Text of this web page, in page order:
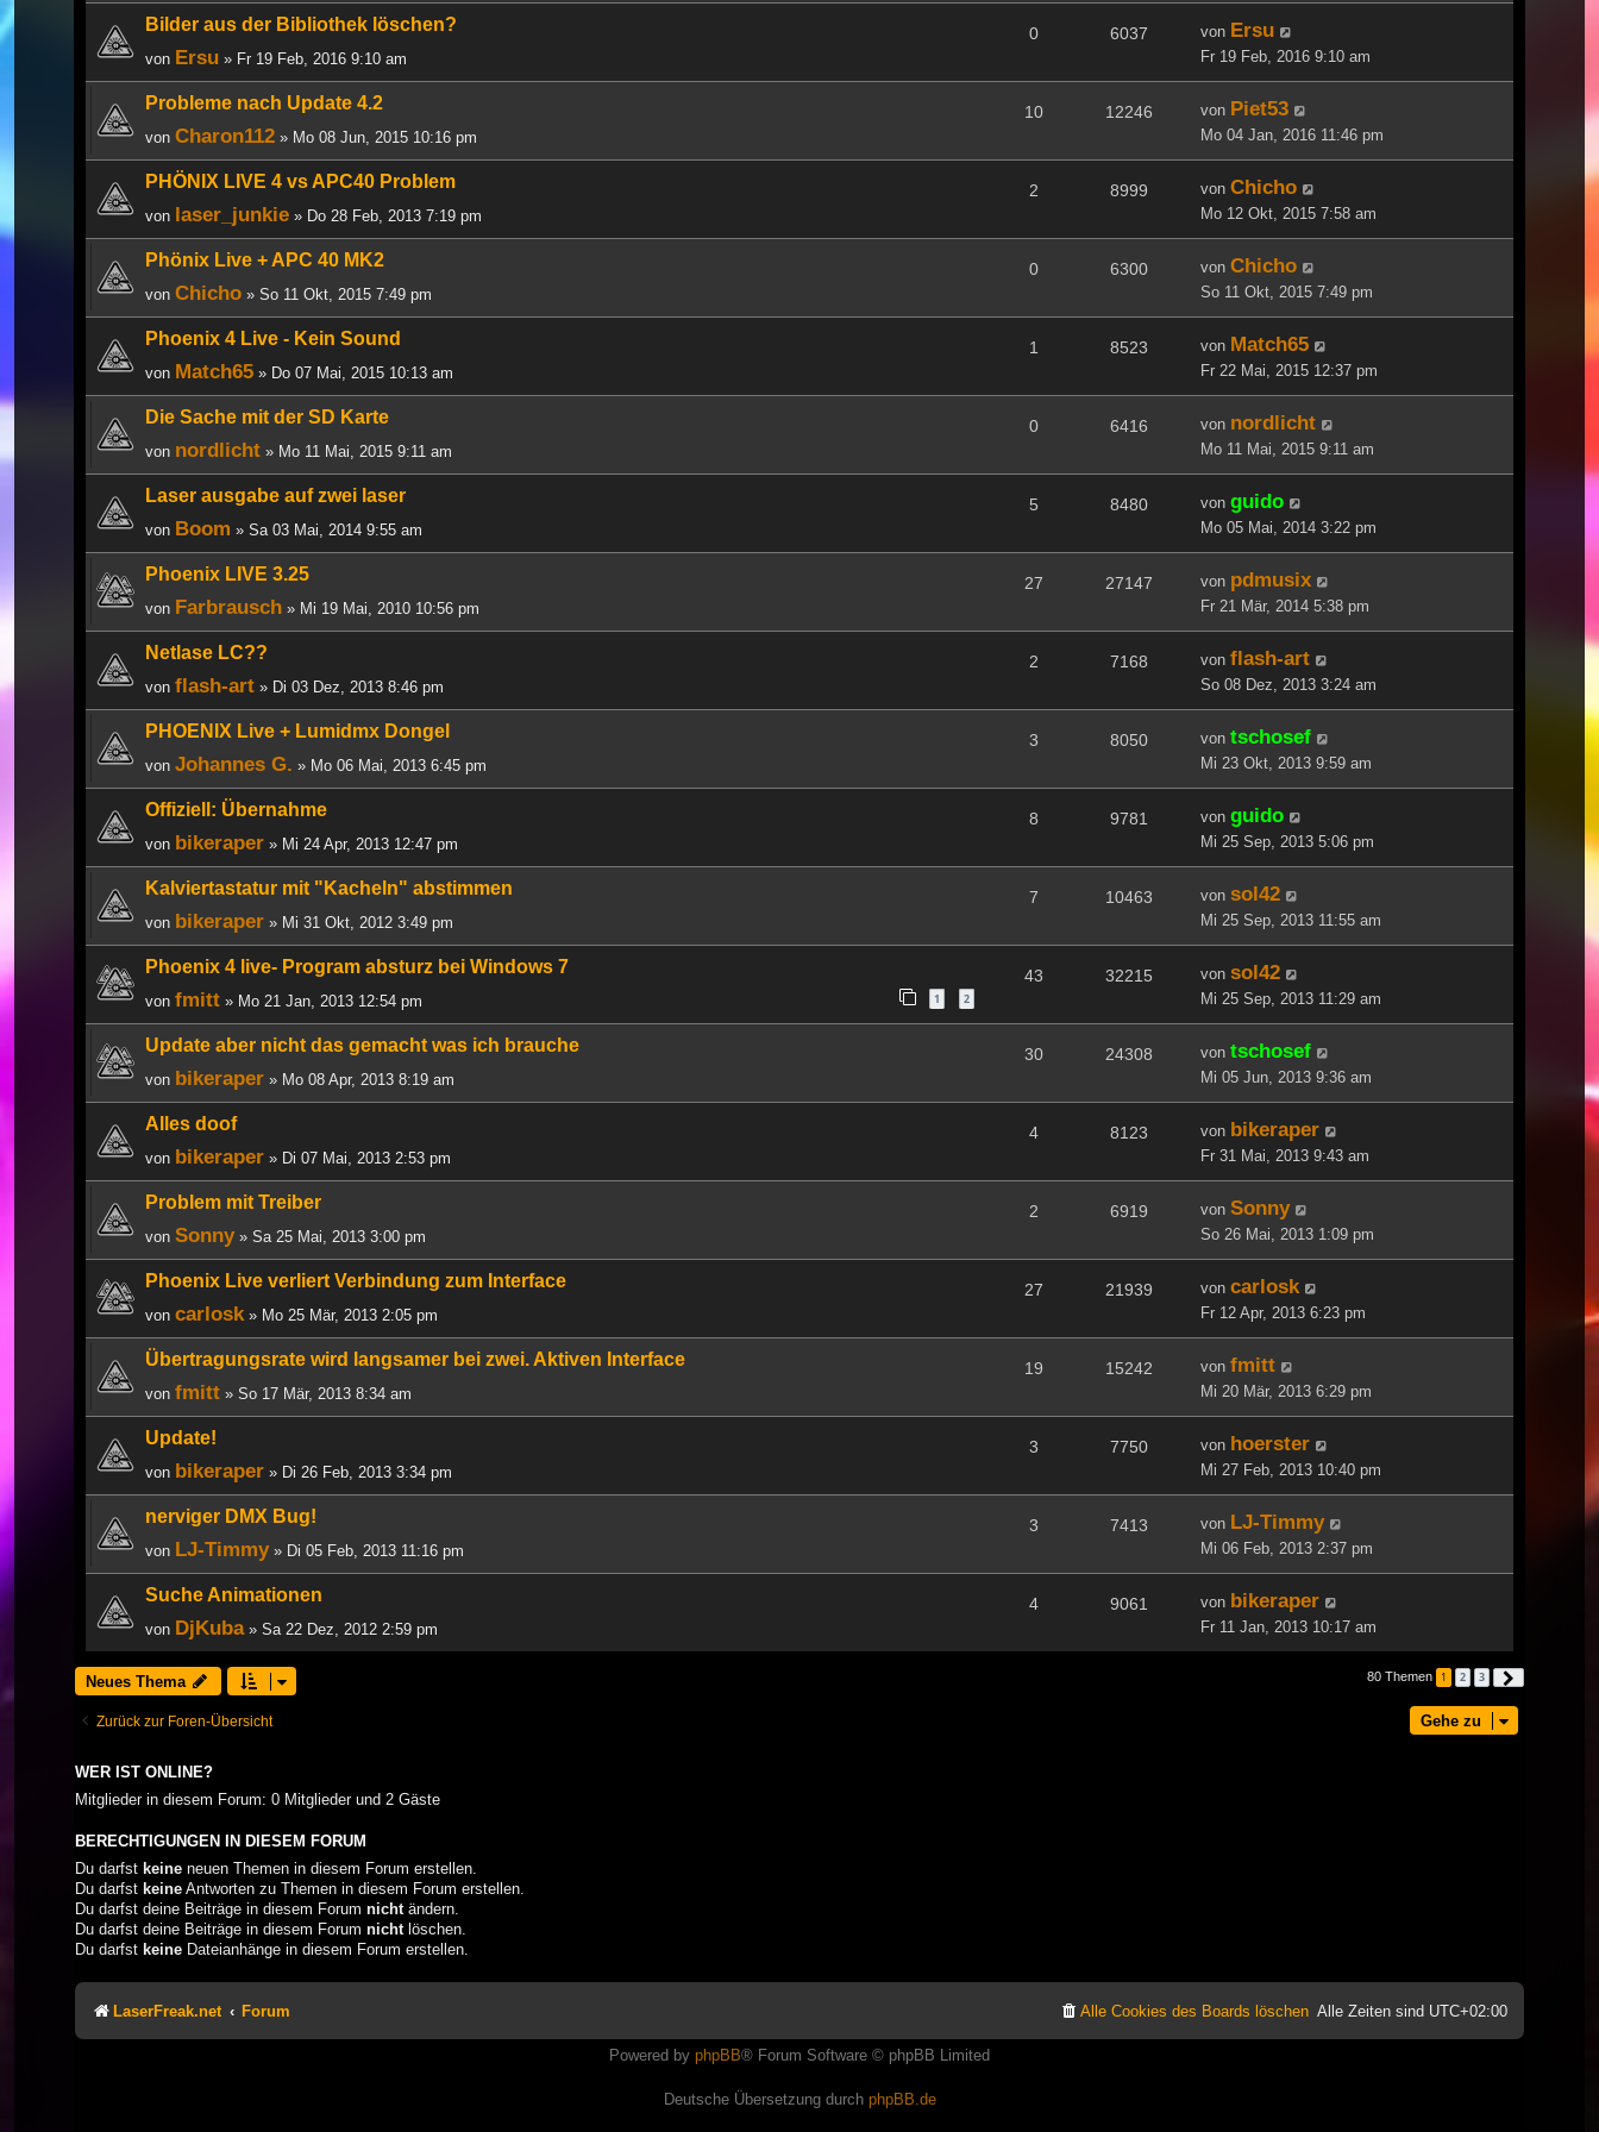
Bilder aus der Bibliothek löschen?
von Ersu » Fr 19 Feb, 2016 9:10 am
0 6037 von Ersu
Fr 19 Feb, 2016 9:10 am
Probleme nach Update 4.2
von Charon112 » Mo 08 Jun, 2015 10:16 pm
10 12246 von Piet53
Mo 04 Jan, 2016 11:46 pm
PHÖNIX LIVE 4 vs APC40 Problem
von laser_junkie » Do 28 Feb, 2013 7:19 pm
2 8999 von Chicho
Mo 12 Okt, 2015 7:58 am
Phönix Live + APC 40 MK2
von Chicho » So 11 Okt, 2015 7:49 pm
0 6300 von Chicho
So 11 Okt, 2015 7:49 pm
Phoenix 4 Live - Kein Sound
von Match65 » Do 07 Mai, 2015 10:13 am
1 8523 von Match65
Fr 22 Mai, 2015 12:37 pm
Die Sache mit der SD Karte
von nordlicht » Mo 11 Mai, 2015 9:11 am
0 6416 von nordlicht
Mo 11 Mai, 2015 9:11 am
Laser ausgabe auf zwei laser
von Boom » Sa 03 Mai, 2014 9:55 am
5 8480 von guido
Mo 05 Mai, 2014 3:22 pm
Phoenix LIVE 3.25
von Farbrausch » Mi 19 Mai, 2010 10:56 pm
27 27147 von pdmusix
Fr 21 Mär, 2014 5:38 pm
Netlase LC??
von flash-art » Di 03 Dez, 2013 8:46 pm
2 7168 von flash-art
So 08 Dez, 2013 3:24 am
PHOENIX Live + Lumidmx Dongel
von Johannes G. » Mo 06 Mai, 2013 6:45 pm
3 8050 von tschosef
Mi 23 Okt, 2013 9:59 am
Offiziell: Übernahme
von bikeraper » Mi 24 Apr, 2013 12:47 pm
8 9781 von guido
Mi 25 Sep, 2013 5:06 pm
Kalviertastatur mit "Kacheln" abstimmen
von bikeraper » Mi 31 Okt, 2012 3:49 pm
7 10463 von sol42
Mi 25 Sep, 2013 11:55 am
Phoenix 4 live- Program absturz bei Windows 7
von fmitt » Mo 21 Jan, 2013 12:54 pm 1 2
43 32215 von sol42
Mi 25 Sep, 2013 11:29 am
Update aber nicht das gemacht was ich brauche
von bikeraper » Mo 08 Apr, 2013 8:19 am
30 24308 von tschosef
Mi 05 Jun, 2013 9:36 am
Alles doof
von bikeraper » Di 07 Mai, 2013 2:53 pm
4 8123 von bikeraper
Fr 31 Mai, 2013 9:43 am
Problem mit Treiber
von Sonny» Sa 25 Mai, 2013 3:00 pm
2 6919 von Sonny
So 26 Mai, 2013 1:09 pm
Phoenix Live verliert Verbindung zum Interface
von carlosk » Mo 25 Mär, 2013 2:05 pm
27 21939 von carlosk
Fr 12 Apr, 2013 6:23 pm
Übertragungsrate wird langsamer bei zwei. Aktiven Interface
von fmitt » So 17 Mär, 2013 8:34 am
19 15242 von fmitt
Mi 20 Mär, 2013 6:29 pm
Update!
von bikeraper » Di 26 Feb, 2013 3:34 pm
3 7750 von hoerster
Mi 27 Feb, 2013 10:40 pm
nerviger DMX Bug!
von LJ-Timmy» Di 05 Feb, 2013 11:16 pm
3 7413 von LJ-Timmy
Mi 06 Feb, 2013 2:37 pm
Suche Animationen
von DjKuba» Sa 22 Dez, 2012 2:59 pm
4 9061 von bikeraper
Fr 11 Jan, 2013 10:17 am
Neues Thema 80 Themen 1 2 3
Zurück zur Foren-Übersicht Gehe zu
WER IST ONLINE?
Mitglieder in diesem Forum: 0 Mitglieder und 2 Gäste
BERECHTIGUNGEN IN DIESEM FORUM
Du darfst keine neuen Themen in diesem Forum erstellen.
Du darfst keine Antworten zu Themen in diesem Forum erstellen.
Du darfst deine Beiträge in diesem Forum nicht ändern.
Du darfst deine Beiträge in diesem Forum nicht löschen.
Du darfst keine Dateianhänge in diesem Forum erstellen.
LaserFreak.net Forum Alle Zeiten sind UTC+02:00
Alle Cookies des Boards löschen
Powered by phpBB® Forum Software © phpBB Limited
Deutsche Übersetzung durch phpBB.de